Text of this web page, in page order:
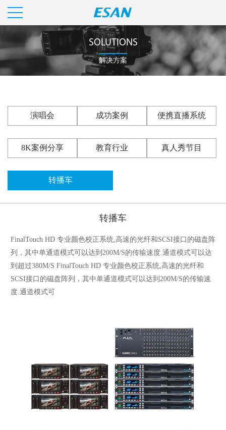
SOLUTIONS
解决方案
演唱会 成功案例 便携直播系统
8K案例分享 教育行业 真人秀节目
转播车
转播车
FinalTouch HD 专业颜色校正系统,高速的光纤和SCSI接口的磁盘阵
列，其中单通道模式可以达到200M/S的传输速度.通道模式可以达
到超过380M/S FinalTouch HD 专业颜色校正系统,高速的光纤和
SCSI接口的磁盘阵列，其中单通道模式可以达到200M/S的传输速
度.通道模式可